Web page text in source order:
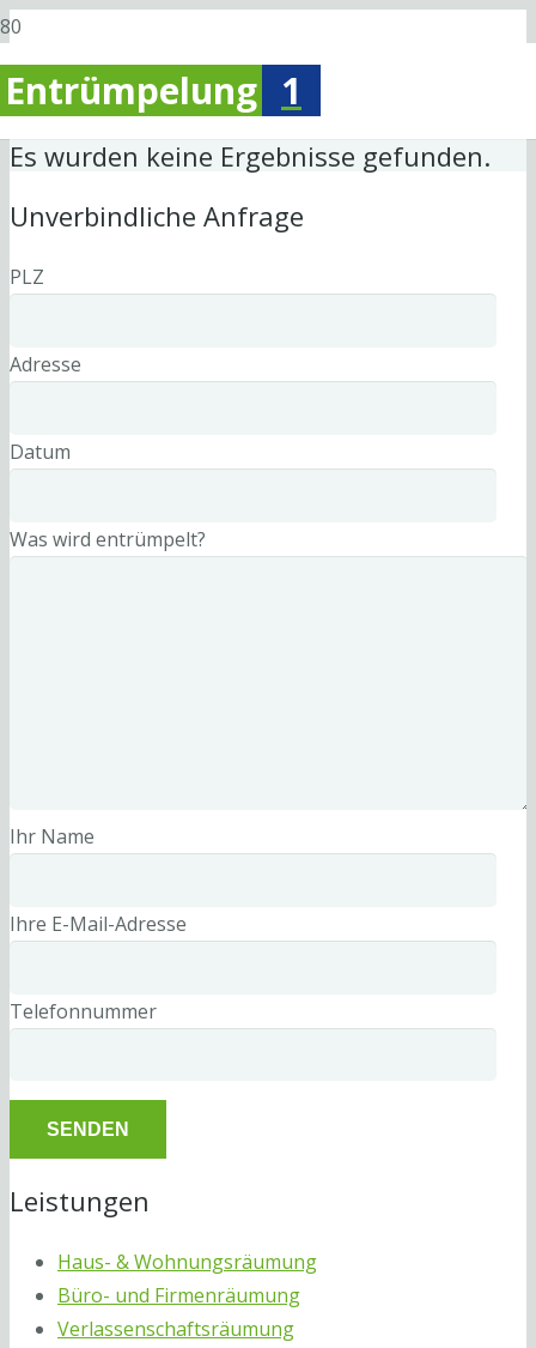
Entrümpelung 1
Es wurden keine Ergebnisse gefunden.
Unverbindliche Anfrage
PLZ
Adresse
Datum
Was wird entrümpelt?
Ihr Name
Ihre E-Mail-Adresse
Telefonnummer
Leistungen
Haus- & Wohnungsräumung
Büro- und Firmenräumung
Verlassenschaftsräumung